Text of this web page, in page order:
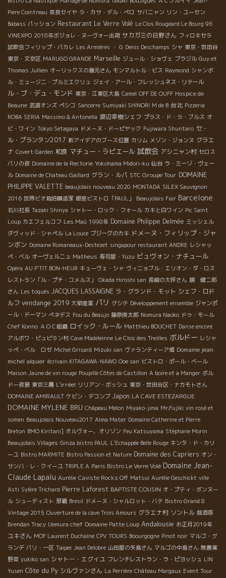
Piere Cointreau 奈良セイヤ ラ・カサ・デル・ぺロ サバニャン リン・ユーセン
Babass パッション Restaurant Le Verre Volé Le Clos Rougeard Le Bourg 96
VINEXPO 2018年ボジョレ・ヌーヴォー出荷 サカガミの日野さん フィロキセラ
試飲会フィリップ・パカレ Les Armières ・ G Denis Deschamps シャ 東京・世田谷
東京・文京区 MARUGO GRANDE Marseille ジュール・ショヴェ ブラジル Guy et
Thomas Jullien オーリックスの藤元さん モンマルトル・ビス Raymond シャンボ
ル・ミュージニ・プルミエクリュ ジェイ・アール・フレッシュネス・リテール
ル・ブ・デュ・モンド 東京・江東区大島 Camel OFF DE OUFF Hospice de
Beaune 武道オンズ ペシコ Sancerre Sumiyaki SHINORI M de B 台北 Pizzeria
ROBA SERIA Massimo & Antonella 渡辺幸樹シェフ プラス・ド・ラ・ブルス オ
ビ・ワイン Tokyo Setagaya ドメーヌ・ドーピヤック Fujiwara Shuntaro セ・
ル・プランタン2017 新アイデアのブース位置 カリム メゾン・ジョンヌ グラエ
ナ Covert Garden 和食 マチュー・ラピエール 試飲会 アシニャン村 セロス
パリの夜 Domaine de la Rectorie Yokohama Midori-ku 仙台 ラ・ミーゾ・ヴェー
ル Domaine de Chateau Gaillard グラン・ルパ STC Groupe Tour DOMAINE
PHILIPPE VALETTE beaujolais nouveau 2020 MONTADA SILEX Sauvignon
2016 世界ビオ栽培醸造家 銀座ビストロ「PAUL」 Beaujolais Fair Barcelone
石川社長 Tazaki Shinya シャトー・ロック・フォール カキと白ワイン Pic Saint
Loup カエフェルコフ Les Maù 1998年 Domaine Philippe Delmée ミッシェル
ダヴィッド・シャペル La Louce ブジーグのカキ ドメーヌ・フィリップ・ジャ
ンボン Domaine Romaneaux-Destezet singapour restaurant ANDRE レシャッ
ペ・ベル オーヴェルニュ Matheus 寿司屋・Yuzu ビュヴォン・ナチュール
Opéra AU P'TIT BON-HEUR キューヴェ・シャ ヴィニョブル・エリオン・ダ・ロス
レストラン「ル・プチ・コメルス」
Okada Hiroshi san 長崎の大坪さん 鏡 健二郎
さん Les toqués JACQUES LASSAIGNE ラ・グランド・モット シェフ・ロド
ルフ vendange 2019 大榮産業 パリ グシテ Développement ensemble ジャンポ
ール・ドーマン ぺネデス Fou du Beaujo 藤原俊太郎 Nomura Naoko ドゥ・モール
Chef Konno ＡＯＣ組織 ロイック・ルール Matthieu BOUCHET Danse encore
アルボワ・ピュピラン村 Cave Madeleinne Le Clos des Treilles ボルドー レシャ
ッペ・ベル ロゼ Michel Grisard Mizuki san ヴァランティーア畑 Domaine jean
michel alquier écrivain KITAGAWA-NAWO Ooe san ビストロ・ポール・ベール
Maison Jaune de vin rouge Poupille Côtes de Castillon A boire et a Manger ボル
ドー夜景 東京三鷹 L'irréel リリアン・ボッシュ 東京・世田谷区・ナカモトさん
DOMAINE AMIRAULT ケビン・デコンブ Japon LA CAVE ESTEZARGUE
DOMAINE MYLENE BRU Châpeau Melon Miyako-jima Mr.Fujiki vin rosé et
somen Beaujolais Nouveau2017 Alma Mater Domaine Catherine et Pierre
Breton BMO Kiritani] オルヴォー、オリゾン Feu Katsuyama Stéphane Morin
Beaujolais Villages Ginza bistro PAUL L'Echappée Belle Rouge キンタ・ド・カリ
ーユ Bistro MARMITE Bistro Passion et Nature Domaine des Capriers オン・
サンバ・レ・クイーユ TRIPLE A Paris Bistro Le Verre Volé Domaine Jean-
Claude Lapalu Aurélie Caviste Rocks Off Matsui Aurélie Geschickt ville
Asti Sylère Trichard Pierre Laforest BAPTISTE COUSIN オ・プティ・ボンヌー
ル シューディスト 那覇 Bresil ドメーヌ・シャルロット・バテ Bistro Grand 8
Vintage 2015 Ouverture de la cave Trois Amours グラエナ村 ソントル 銘酒祭
Brendan Tracy Uemura chef Domaine Patte Loup Andalousie お正月2019年
ユキさん MOF Laurent Duchaîne CPV TOURS Boourgogne Pinot noir マルゴ・グ
ランデ パリ・一区 Taipei Jean Delobre 山田屋の矢島さん マルゴの中島さん 無農薬
野菜 yukiko san シャトー・エグイユ フレンチレストラン・ラ・ピヨッシュ LIN
Yusen Côte du Py シルヴァンさん La Perrière Château Margaux Event Tour